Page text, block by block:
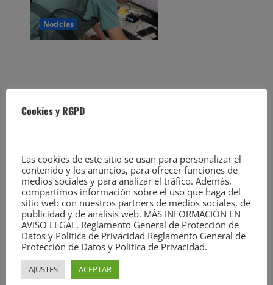
d
e
n
t
a
d
a
s
Noticias
se quedaba con las fianzas y
David Laguillo
Noticias
Dos detenidos y nueve
investigados por estafar un
Cookies y RGPD
Las cookies de este sitio se usan para personalizar el
contenido y los anuncios, para ofrecer funciones de
medios sociales y para analizar el tráfico. Además,
compartimos información sobre el uso que haga del
sitio web con nuestros partners de medios sociales, de
publicidad y de análisis web. MÁS INFORMACIÓN EN
AVISO LEGAL, Reglamento General de Protección de
Datos y Política de Privacidad Reglamento General de
Protección de Datos y Política de Privacidad.
AJUSTES ACEPTAR